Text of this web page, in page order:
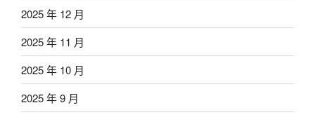
2025 年 12 月
2025 年 11 月
2025 年 10 月
2025 年 9 月